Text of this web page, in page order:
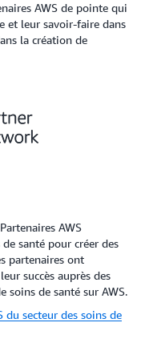
AWS de pointe qui
et leur savoir-faire dans
la création de
AWS
santé pour créer des
partenaires ont
succès auprès des
soins de santé sur AWS.
du secteur des soins de